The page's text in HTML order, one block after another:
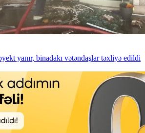
yanır, binadakı vətəndaşlar təxliyə edildi